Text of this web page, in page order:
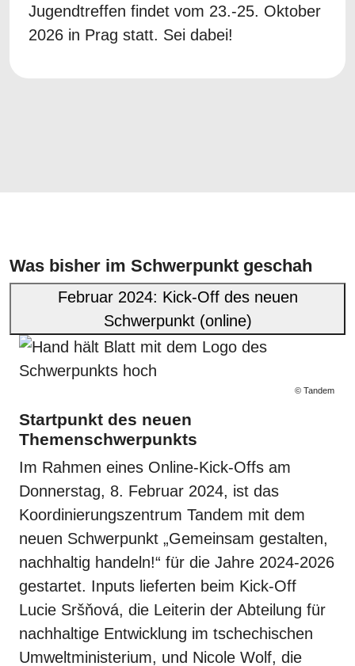
Jugendtreffen findet vom 23.-25. Oktober
2026 in Prag statt. Sei dabei!
Was bisher im Schwerpunkt geschah
Februar 2024: Kick-Off des neuen
Schwerpunkt (online)
© Tandem
Startpunkt des neuen
Themenschwerpunkts
Im Rahmen eines Online-Kick-Offs am
Donnerstag, 8. Februar 2024, ist das
Koordinierungszentrum Tandem mit dem
neuen Schwerpunkt „Gemeinsam gestalten,
nachhaltig handeln!“ für die Jahre 2024-2026
gestartet. Inputs lieferten beim Kick-Off
Lucie Sršňová, die Leiterin der Abteilung für
nachhaltige Entwicklung im tschechischen
Umweltministerium, und Nicole Wolf, die